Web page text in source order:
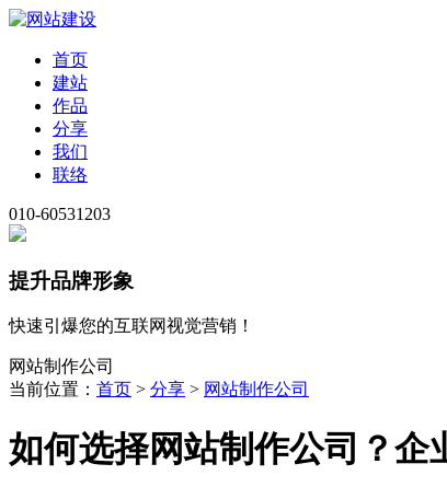
首页
建站
作品
分享
我们
联络
010-60531203
提升品牌形象
快速引爆您的互联网视觉营销！
网站制作公司
当前位置： 首页 > 分享 > 网站制作公司
如何选择网站制作公司？企